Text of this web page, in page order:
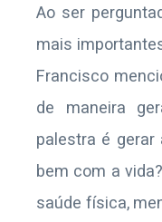
Ao ser
mais
Francisco
de maneira
palestra é gerar
bem com a
saúde física,